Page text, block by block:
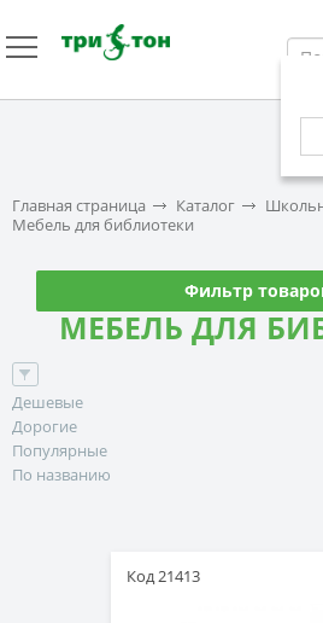
Главная страница Каталог
Мебель для библиотеки
Фильтр
МЕБЕЛЬ ДЛЯ
Дешевые
Дорогие
Популярные
По названию
Код 21413